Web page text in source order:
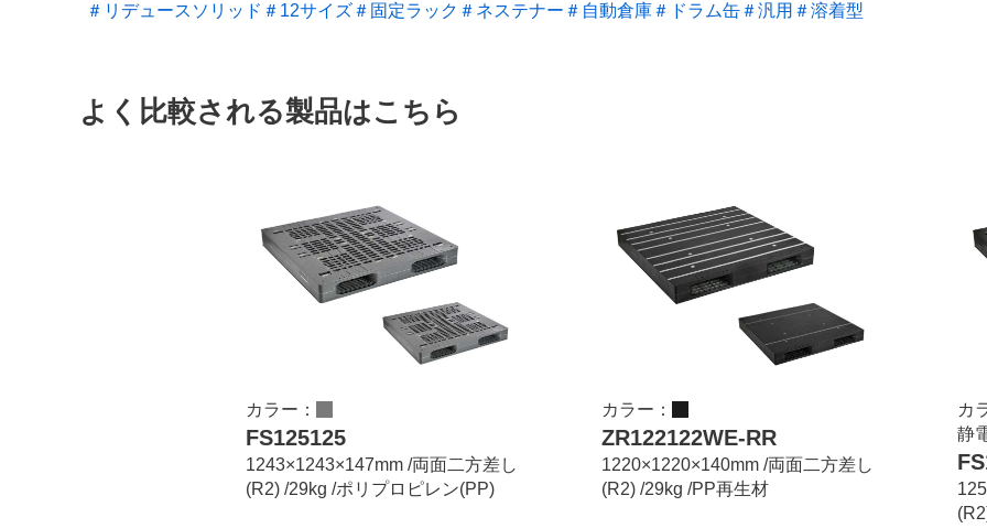
＃リデュースソリッド ＃12サイズ＃固定ラック ＃ネステナー ＃自動倉庫＃ドラム缶＃汎用 ＃溶着型
よく比較される製品はこちら
カラー：
FS125125
1243×1243×147mm /両面二方差し
(R2) /29kg /ポリプロピレン(PP)
カラー：
ZR122122WE-RR
1220×1220×140mm /両面二方差し
(R2) /29kg /PP再生材
カ
静